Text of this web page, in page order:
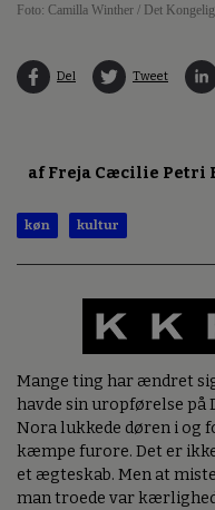
Foto: Camilla Winther / Det
Del Tweet
af Freja Cæcilie Petri
køn kultur
Mange ting har ændret
havde sin uropførelse på
Nora lukkede døren i og
kæmpe furore. Det er
et ægteskab. Men at
man troede var